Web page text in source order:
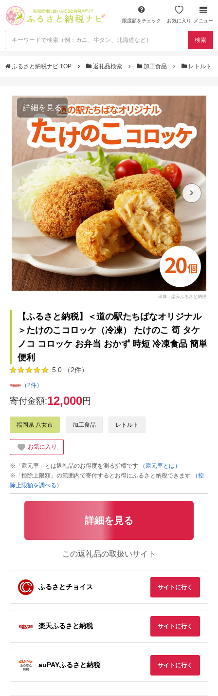
限度額をチェック お気に入り メニュー
検索
ふるさと納税ナビ TOP 返礼品検索 加工食品 レトルト
詳細を見る
出典：楽天ふるさと納税
【ふるさと納税】＜道の駅たちばなオリジナル
＞たけのこコロッケ（冷凍） たけのこ 筍 タケ
ノコ コロッケ お弁当 おかず 時短 冷凍食品 簡単
便利
5.0 （2件）
（2件）
寄付金額:12,000円
福岡県 八女市 加工食品 レトルト
お気に入り
※「還元率」とは返礼品のお得度を測る指標です
（還元率とは）
※「控除上限額」の範囲内で寄付するとお得にふるさと納税できます
（控
除上限額を調べる）
詳細を見る
この返礼品の取扱いサイト
ふるさとチョイス サイトに行く
楽天ふるさと納税 サイトに行く
auPAYふるさと納税 サイトに行く